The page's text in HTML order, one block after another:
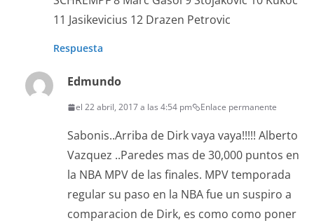
11 Jasikevicius 12 Drazen Petrovic
Respuesta
Edmundo
el 22 abril, 2017 a las 4:54 pm Enlace permanente
Sabonis..Arriba de Dirk vaya vaya!!!!! Alberto
Vazquez ..Paredes mas de 30,000 puntos en
la NBA MPV de las finales. MPV temporada
regular su paso en la NBA fue un suspiro a
comparacion de Dirk, es como como poner